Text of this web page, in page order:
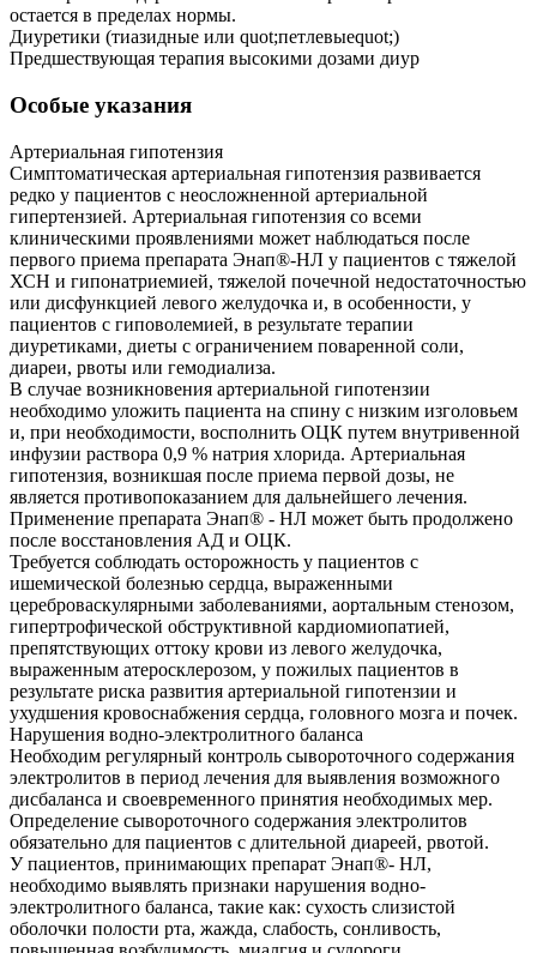
остается в пределах нормы.
Диуретики (тиазидные или quot;петлевыеquot;)
Предшествующая терапия высокими дозами диур
Особые указания
Артериальная гипотензия
Симптоматическая артериальная гипотензия развивается
редко у пациентов с неосложненной артериальной
гипертензией. Артериальная гипотензия со всеми
клиническими проявлениями может наблюдаться после
первого приема препарата Энап®-НЛ у пациентов с тяжелой
ХСН и гипонатриемией, тяжелой почечной недостаточностью
или дисфункцией левого желудочка и, в особенности, у
пациентов с гиповолемией, в результате терапии
диуретиками, диеты с ограничением поваренной соли,
диареи, рвоты или гемодиализа.
В случае возникновения артериальной гипотензии
необходимо уложить пациента на спину с низким изголовьем
и, при необходимости, восполнить ОЦК путем внутривенной
инфузии раствора 0,9 % натрия хлорида. Артериальная
гипотензия, возникшая после приема первой дозы, не
является противопоказанием для дальнейшего лечения.
Применение препарата Энап® - НЛ может быть продолжено
после восстановления АД и ОЦК.
Требуется соблюдать осторожность у пациентов с
ишемической болезнью сердца, выраженными
цереброваскулярными заболеваниями, аортальным стенозом,
гипертрофической обструктивной кардиомиопатией,
препятствующих оттоку крови из левого желудочка,
выраженным атеросклерозом, у пожилых пациентов в
результате риска развития артериальной гипотензии и
ухудшения кровоснабжения сердца, головного мозга и почек.
Нарушения водно-электролитного баланса
Необходим регулярный контроль сывороточного содержания
электролитов в период лечения для выявления возможного
дисбаланса и своевременного принятия необходимых мер.
Определение сывороточного содержания электролитов
обязательно для пациентов с длительной диареей, рвотой.
У пациентов, принимающих препарат Энап®- HЛ,
необходимо выявлять признаки нарушения водно-
электролитного баланса, такие как: сухость слизистой
оболочки полости рта, жажда, слабость, сонливость,